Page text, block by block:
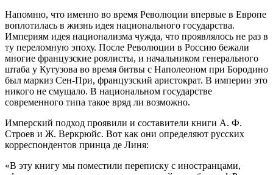
Напомню, что именно во время Революции впервые в Европе
воплотилась в жизнь идея национального государства.
Империям идея национализма чужда, что проявлялось не раз в
ту переломную эпоху. После Революции в Россию бежали
многие французские роялисты, и начальником генерального
штаба у Кутузова во время битвы с Наполеоном при Бородино
был маркиз Сен-При, французский аристократ. В империи это
никого не смущало. В национальном государстве
современного типа такое вряд ли возможно.
Имперский подход проявили и составители книги А. Ф.
Строев и Ж. Веркрюйс. Вот как они определяют русских
корреспондентов принца де Линя:
«В эту книгу мы поместили переписку с иностранцами,